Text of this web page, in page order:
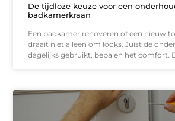
De tijdloze keuze voor een
badkamerkraan
Een badkamer renoveren of een nieuw
draait niet alleen om looks. Juist de
dagelijks gebruikt, bepalen het comfort.